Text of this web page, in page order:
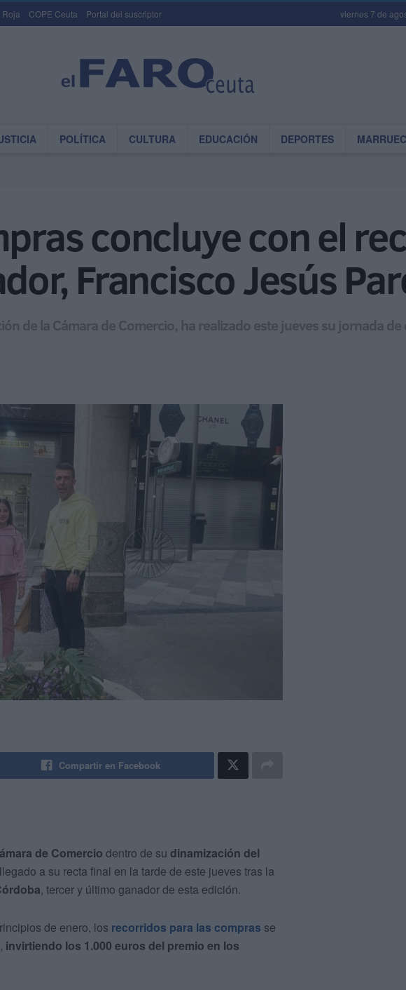
Roja COPE Ceuta Portal del suscriptor viernes 7 de
POLÍTICA CULTURA EDUCACIÓN DEPORTES
concluye con el
Francisco Jesús
de la Cámara de Comercio, ha realizado este jueves su jornada
Compartir en Facebook
de Comercio dentro de su dinamización del
a su recta final en la tarde de este jueves tras la
, tercer y último ganador de esta edición.
de enero, los recorridos para las compras se
invirtiendo los 1.000 euros del premio en los